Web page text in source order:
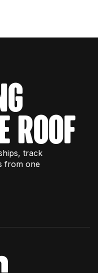
berichten,
bekijken.
roof
track
from one